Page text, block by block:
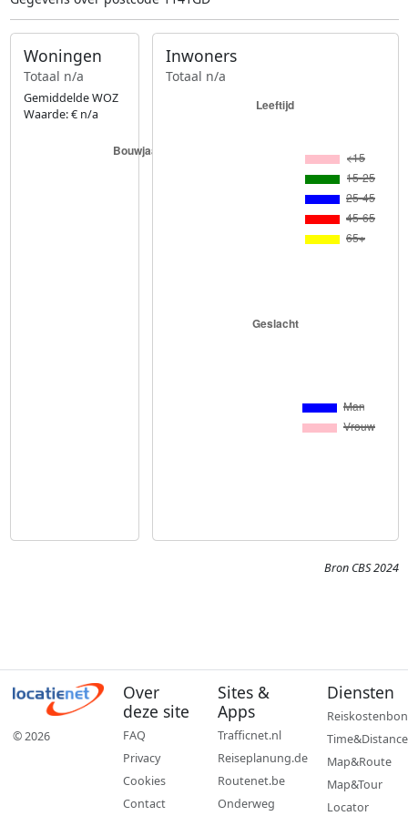
Woningen
Totaal n/a
Gemiddelde WOZ
Waarde: € n/a
Inwoners
Totaal n/a
Bron CBS 2024
© 2026
Over
deze site
FAQ
Privacy
Cookies
Contact
Sites &
Apps
Trafficnet.nl
Reiseplanung.de
Routenet.be
Onderweg
Diensten
Reiskostenbon
Time&Distance
Map&Route
Map&Tour
Locator